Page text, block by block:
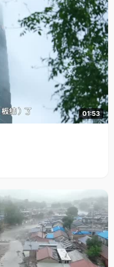
01:53